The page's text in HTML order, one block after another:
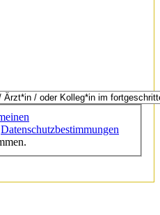
Datenschutzbestimmungen